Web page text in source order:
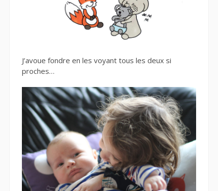
J’avoue fondre en les voyant tous les deux si
proches…